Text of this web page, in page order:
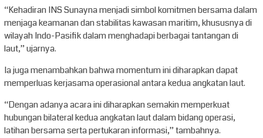
“Kehadiran INS Sunayna menjadi simbol komitmen bersama dalam
menjaga keamanan dan stabilitas kawasan maritim, khususnya di
wilayah Indo-Pasifik dalam menghadapi berbagai tantangan di
laut,” ujarnya.
Ia juga menambahkan bahwa momentum ini diharapkan dapat
memperluas kerjasama operasional antara kedua angkatan laut.
“Dengan adanya acara ini diharapkan semakin memperkuat
hubungan bilateral kedua angkatan laut dalam bidang operasi,
latihan bersama serta pertukaran informasi,” tambahnya.